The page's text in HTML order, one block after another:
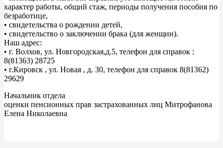
характер работы, общий стаж, периоды получения пособия по
безработице,
• свидетельства о рождении детей,
• свидетельство о заключении брака (для женщин).
Наш адрес:
• г. Волхов, ул. Новгородская,д.5, телефон для справок :
8(81363) 28725
• г.Кировск , ул. Новая , д. 30, телефон для справок 8(81362)
29629
Начальник отдела
оценки пенсионных прав застрахованных лиц Митрофанова
Елена Николаевна